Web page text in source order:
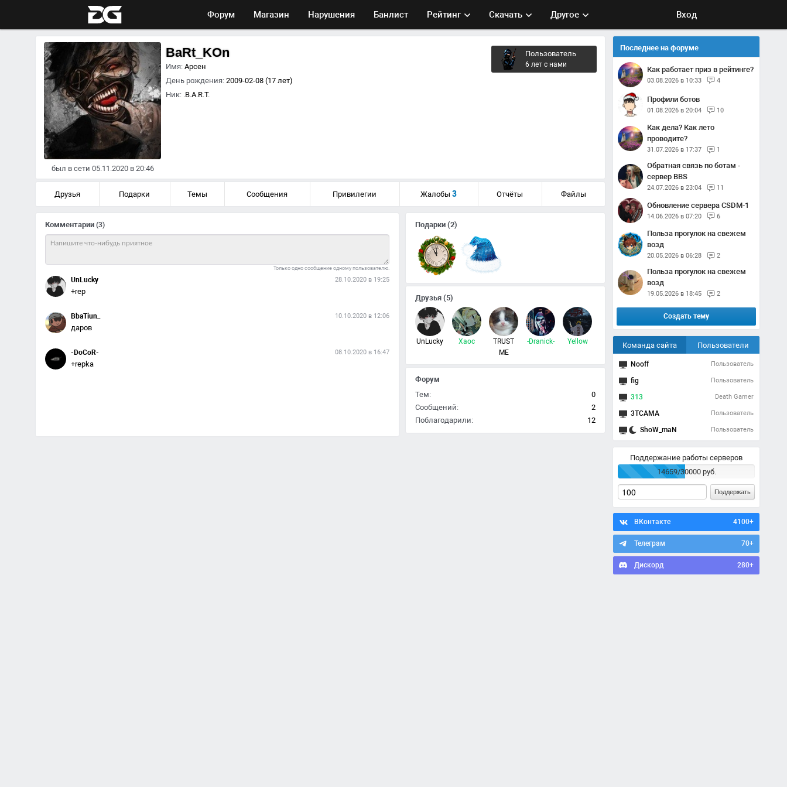
Форум Магазин Нарушения Банлист Рейтинг Скачать Другое Вход
был в сети 05.11.2020 в 20:46
BaRt_KOn
Имя: Арсен
День рождения: 2009-02-08 (17 лет)
Ник: .B.A.R.T.
Пользователь
6 лет с нами
Друзья Подарки Темы Сообщения Привилегии Жалобы 3 Отчёты Файлы
Комментарии (3)
Только одно сообщение одному пользователю.
UnLucky 28.10.2020 в 19:25
+rep
BbaTiun_ 10.10.2020 в 12:06
даров
-DoCoR- 08.10.2020 в 16:47
+repka
Подарки (2)
Друзья (5)
UnLucky Xaoc
TRUST
ME
-Dranick- Yellow
Форум
Тем:
0
Сообщений:
2
Поблагодарили:
12
Последнее на форуме
Как работает приз в рейтинге?
03.08.2026 в 10:33 4
Профили ботов
01.08.2026 в 20:04 10
Как дела? Как лето
проводите?
31.07.2026 в 17:37 1
Обратная связь по ботам -
сервер BBS
24.07.2026 в 23:04 11
Обновление сервера CSDM-1
14.06.2026 в 07:20 6
Польза прогулок на свежем
возд
20.05.2026 в 06:28 2
Польза прогулок на свежем
возд
19.05.2026 в 18:45 2
Создать тему
Команда сайта Пользователи
Nooff Пользователь
fig Пользователь
313 Death Gamer
3TCAMA Пользователь
ShoW_maN Пользователь
Поддержание работы серверов
14659/30000 руб.
Поддержать
ВКонтакте 4100+
Телеграм 70+
Дискорд 280+